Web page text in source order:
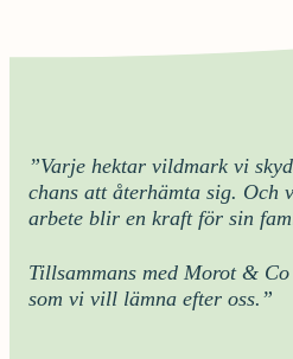
”Varje hektar vildmark vi
chans att återhämta sig. Och
arbete blir en kraft för sin
Tillsammans med Morot &
som vi vill lämna efter oss.”